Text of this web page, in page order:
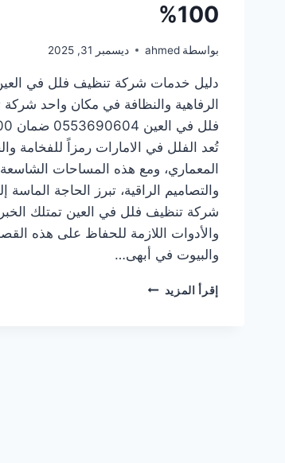
100%
بواسطة ahmed ديسمبر 31, 2025
دليل خدمات شركة تنظيف فلل في
الرفاهية والنظافة في مكان واحد
تُعد الفلل في الامارات رمزاً للفخامة
المعماري، ومع هذه المساحات الشاسعة
والتصاميم الراقية، تبرز الحاجة الماسة
شركة تنظيف فلل في العين تمتلك
والأدوات اللازمة للحفاظ على هذه
والبيوت في أبهى…
إقرأ المزيد شركة